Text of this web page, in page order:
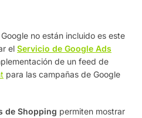
no están incluido es este
el Servicio de Google Ads
de un feed de
para las campañas de Google
de Shopping permiten mostrar